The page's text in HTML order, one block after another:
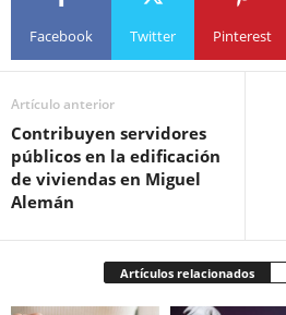
Facebook Twitter Pinterest
Artículo anterior
Contribuyen servidores
públicos en la edificación
de viviendas en Miguel
Alemán
Artículos relacionados